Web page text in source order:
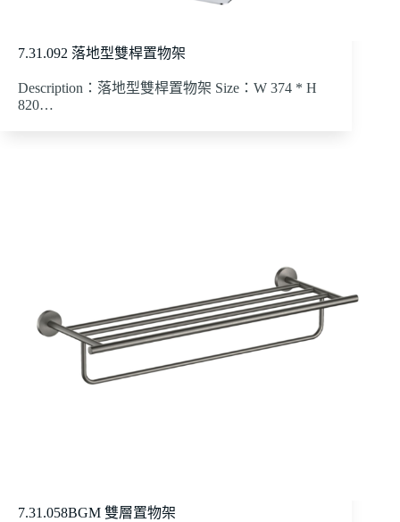
7.31.092 落地型雙桿置物架
Description：落地型雙桿置物架 Size：W 374 * H
820…
7.31.058BGM 雙層置物架